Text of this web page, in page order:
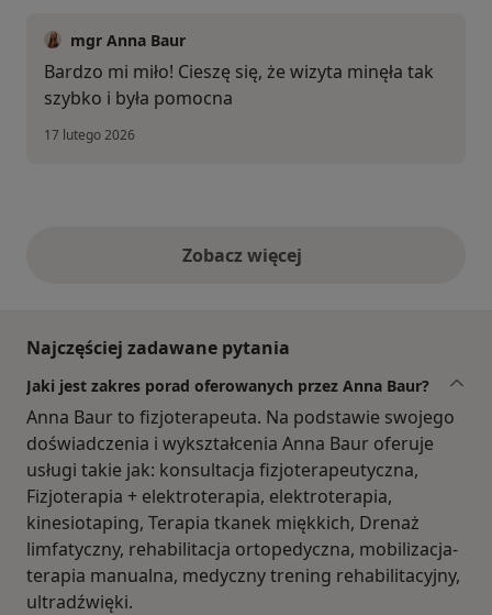
mgr Anna Baur
Bardzo mi miło! Cieszę się, że wizyta minęła tak
szybko i była pomocna
17 lutego 2026
Zobacz więcejopinie powyżej
Najczęściej zadawane pytania
Jaki jest zakres porad oferowanych przez Anna Baur?
Anna Baur to fizjoterapeuta. Na podstawie swojego
doświadczenia i wykształcenia Anna Baur oferuje
usługi takie jak: konsultacja fizjoterapeutyczna,
Fizjoterapia + elektroterapia, elektroterapia,
kinesiotaping, Terapia tkanek miękkich, Drenaż
limfatyczny, rehabilitacja ortopedyczna, mobilizacja-
terapia manualna, medyczny trening rehabilitacyjny,
ultradźwięki.